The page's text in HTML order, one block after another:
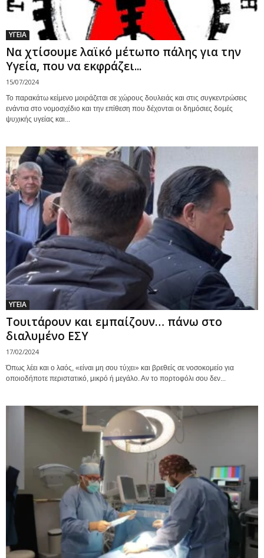
ΥΓΕΙΑ
Να χτίσουμε λαϊκό μέτωπο πάλης για την
Υγεία, που να εκφράζει...
15/07/2024
Το παρακάτω κείμενο μοιράζεται σε χώρους δουλειάς και στις συγκεντρώσεις
ενάντια στο νομοσχέδιο και την επίθεση που δέχονται οι δημόσιες δομές
ψυχικής υγείας και...
ΥΓΕΙΑ
Τουιτάρουν και εμπαίζουν… πάνω στο
διαλυμένο ΕΣΥ
17/02/2024
Όπως λέει και ο λαός, «είναι μη σου τύχει» και βρεθείς σε νοσοκομείο για
οποιοδήποτε περιστατικό, μικρό ή μεγάλο. Αν το πορτοφόλι σου δεν...